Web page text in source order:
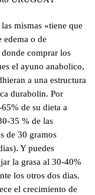
mismas «tiene que
edema o de
comprar los
el ayuno anabolico,
a una estructura
durabolin. Por
de su dieta a
35 % de las
de 30 gramos
Y puedes
la grasa al 30-40%
los otros dos dias.
el crecimiento de